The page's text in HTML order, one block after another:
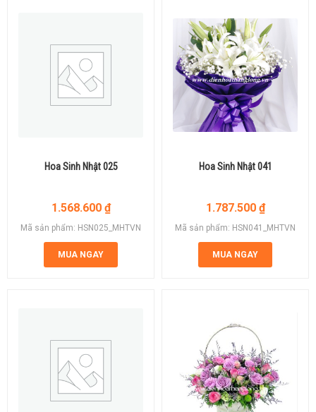
Hoa Sinh Nhật 025
1.568.600 ₫
Mã sản phẩm: HSN025_MHTVN
MUA NGAY
Hoa Sinh Nhật 041
1.787.500 ₫
Mã sản phẩm: HSN041_MHTVN
MUA NGAY